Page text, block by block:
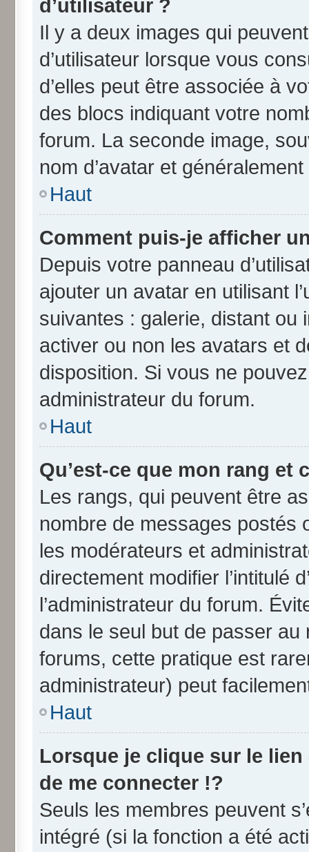
d’utilisateur ?
Il y a deux images qui
d’utilisateur lorsque vous
d’elles peut être associée à
des blocs indiquant votre
forum. La seconde image,
nom d’avatar et
Haut
Comment puis-je afficher
Depuis votre panneau
ajouter un avatar en utilisant
suivantes : galerie, distant ou
activer ou non les avatars et
disposition. Si vous ne
administrateur du forum.
Haut
Qu’est-ce que mon rang et
Les rangs, qui peuvent être
nombre de messages postés
les modérateurs et
directement modifier l’intitulé
l’administrateur du forum.
dans le seul but de passer
forums, cette pratique est
administrateur) peut
Haut
Lorsque je clique sur le lien
de me connecter !?
Seuls les membres peuvent
intégré (si la fonction a été